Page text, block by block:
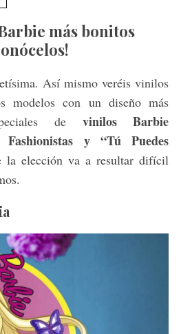
más bonitos
Así mismo veréis vinilos
modelos con un diseño más
de vinilos Barbie
y “Tú Puedes
la elección va a resultar difícil